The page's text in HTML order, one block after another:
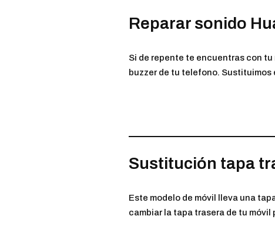
Reparar sonido
Si de repente te encuentras con
buzzer de tu telefono.
Sustitución tapa
Este modelo de móvil lleva una
cambiar la tapa trasera de tu móvil